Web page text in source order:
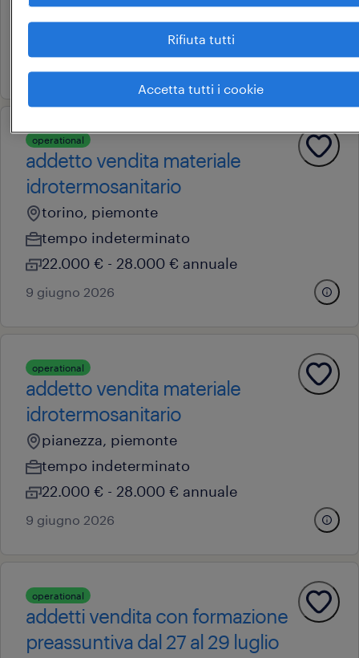
tempo determinato
18.000 € - 22.000 € annuale
operational
addetto vendita materiale
idrotermosanitario
torino, piemonte
tempo indeterminato
22.000 € - 28.000 € annuale
9 giugno 2026
operational
addetto vendita materiale
idrotermosanitario
pianezza, piemonte
tempo indeterminato
22.000 € - 28.000 € annuale
9 giugno 2026
operational
addetti vendita con formazione
preassuntiva dal 27 al 29 luglio
Rifiuta tutti
Accetta tutti i cookie